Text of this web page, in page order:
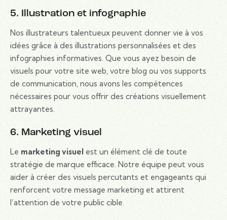
5. Illustration et infographie
Nos illustrateurs talentueux peuvent donner vie à vos
idées grâce à des illustrations personnalisées et des
infographies informatives. Que vous ayez besoin de
visuels pour votre site web, votre blog ou vos supports
de communication, nous avons les compétences
nécessaires pour vous offrir des créations visuellement
attrayantes.
6. Marketing visuel
Le marketing visuel est un élément clé de toute
stratégie de marque efficace. Notre équipe peut vous
aider à créer des visuels percutants et engageants qui
renforcent votre message marketing et attirent
l’attention de votre public cible.